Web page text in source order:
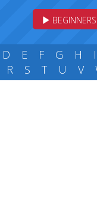
BEGINNERS
D E F G H I
R S T U V